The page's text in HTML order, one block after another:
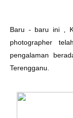
Baru - baru ini ,
photographer
pengalaman
Terengganu.